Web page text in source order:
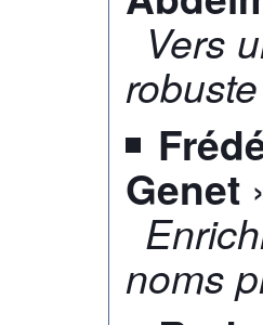
Vers
Genet
noms